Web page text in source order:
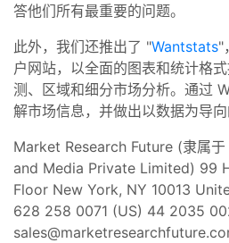
答他们所有最重要的问题。
此外，我们还推出了 "Wantstats"
户网站，以全面的图表和统计格
测、区域和细分市场分析。通过
解市场信息，并做出以数据为导向
Market Research Future (隶属
and Media Private Limited) 99
Floor New York, NY 10013
628 258 0071 (US) 44 2035